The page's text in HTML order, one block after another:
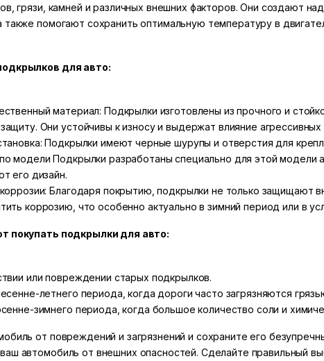
грязи, камней и различных внешних факторов. Они создают
помогают сохранить оптимальную температуру в
для авто:
материал: Подкрылки изготовлены из прочного и
Они устойчивы к износу и выдержат влияние
Подкрылки имеют черные шурупы и отверстия для
модели Подкрылки разработаны специально для этой
его дизайн.
Благодаря покрытию, подкрылки не только защищают
коррозию, что особенно актуально в зимний период или в
покупать подкрылки для авто:
или повреждении старых подкрылков.
летнего периода, когда дороги часто загрязняются
зимнего периода, когда большое количество соли и
от повреждений и загрязнений и сохраните его
автомобиль от внешних опасностей. Сделайте правильный